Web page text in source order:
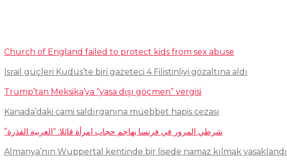
Church of England failed to protect kids from sex abuse
İsrail güçleri Kudüs’te biri gazeteci 4 Filistinliyi gözaltına aldı
Trump’tan Meksika’ya “yasa dışı göçmen” vergisi
Kanada’daki cami saldırganına müebbet hapis cezası
شرطي المرور في فرنسا يهاجم حجاب امرأة قائلا: “العربية القذرة”
Almanya’nın Wuppertal kentinde bir lisede namaz kılmak yasaklandı